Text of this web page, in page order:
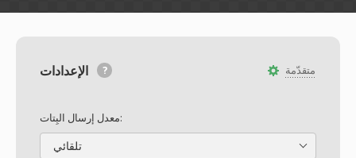
متقدّمة
معدل إرسال البِتات:
تلقائي